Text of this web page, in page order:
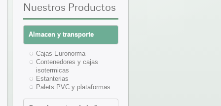
Nuestros Productos
Almacen y transporte
Cajas Euronorma
Contenedores y cajas
isotermicas
Estanterias
Palets PVC y plataformas